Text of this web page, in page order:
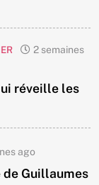
2 semaines
réveille les
ago
Guillaumes